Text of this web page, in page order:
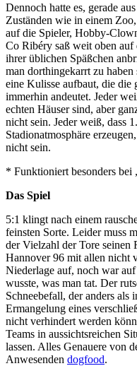
Dennoch hatte es, gerade
Zuständen wie in einem
auf die Spieler, Hobby-
Co Ribéry saß weit oben auf
ihrer üblichen Späßchen
man dorthingekarrt zu
eine Kulisse aufbaut, die die
immerhin andeutet. Jeder
echten Häuser sind, aber
nicht sein. Jeder weiß, dass
Stadionatmosphäre
nicht sein.
* Funktioniert besonders bei
Das Spiel
5:1 klingt nach einem
feinsten Sorte. Leider muss
der Vielzahl der Tore seinen
Hannover 96 mit allen nicht
Niederlage auf, noch war
wusste, was man tat. Der
Schneebefall, der anders als
Ermangelung eines
nicht verhindert werden
Teams in aussichtsreichen
lassen. Alles Genauere von
Anwesenden dogfood.